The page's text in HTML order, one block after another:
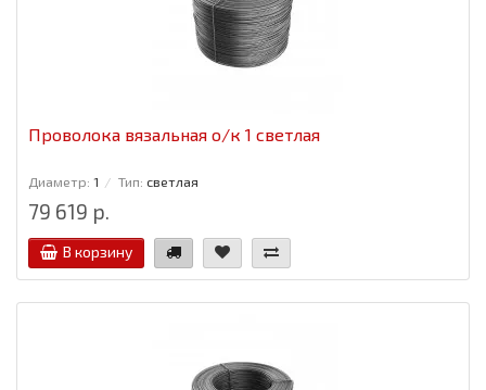
Проволока вязальная о/к 1 светлая
Диаметр: 1 Тип: светлая
79 619 р.
В корзину